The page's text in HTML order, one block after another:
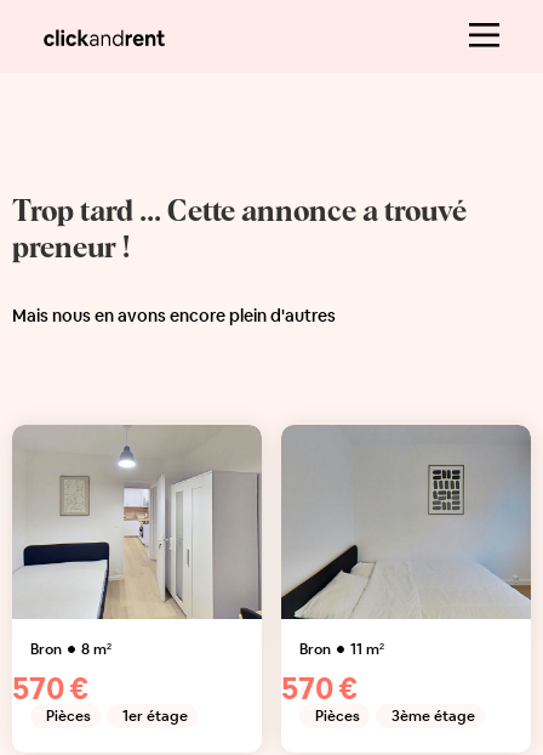
Trop tard ... Cette annonce a trouvé
preneur !
Mais nous en avons encore plein d'autres
Bron 8m²
570 €
Pièces 1er étage
Bron 11 m²
570 €
Pièces 3ème étage